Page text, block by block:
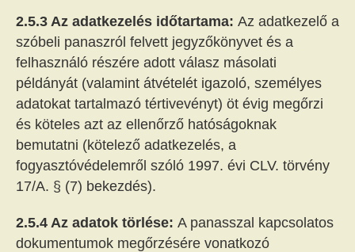
2.5.3 Az adatkezelés időtartama: Az adatkezelő a
szóbeli panaszról felvett jegyzőkönyvet és a
felhasználó részére adott válasz másolati
példányát (valamint átvételét igazoló, személyes
adatokat tartalmazó tértivevényt) öt évig megőrzi
és köteles azt az ellenőrző hatóságoknak
bemutatni (kötelező adatkezelés, a
fogyasztóvédelemről szóló 1997. évi CLV. törvény
17/A. § (7) bekezdés).
2.5.4 Az adatok törlése: A panasszal kapcsolatos
dokumentumok megőrzésére vonatkozó